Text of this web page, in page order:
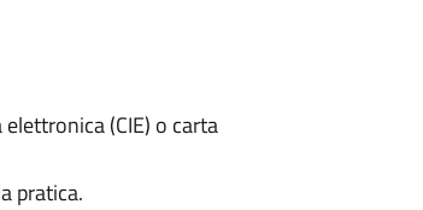
(CIE) o carta
pratica.